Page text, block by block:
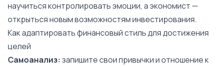
научиться контролировать эмоции, а экономист —
открыться новым возможностям инвестирования.
Как адаптировать финансовый стиль для достижения
целей
Самоанализ: запишите свои привычки и отношение к